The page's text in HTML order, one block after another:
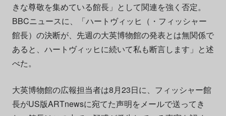
きな尊敬を集めている館長」として関連を強く否定。
BBCニュースに、「ハートヴィッヒ（・フィッシャー
館長）の決断が、先週の大英博物館の発表とは無関係で
あると、ハートヴィッヒに続いて私も断言します」と述
べた。
大英博物館の広報担当者は8月23日に、フィッシャー館
長がUS版ARTnewsに宛てた声明をメールで送ってき